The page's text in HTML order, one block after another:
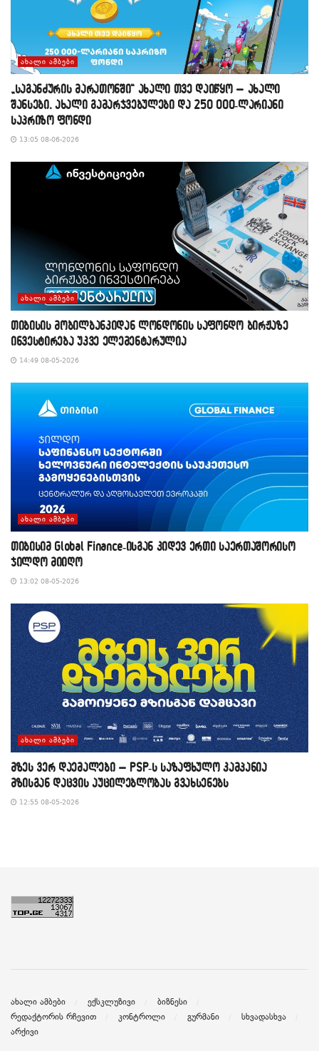
ᲐᲮᲐᲚᲘ ᲐᲛᲑᲔᲑᲘ
„საგანძურის მარათონში“ ახალი თვე დაიწყო – ახალი
შანსები, ახალი გამარჯვებულები და 250 000-ლარიანი
საპრიზო ფონდი
13:05 08-06-2026
ᲐᲮᲐᲚᲘ ᲐᲛᲑᲔᲑᲘ
თიბისის მობილბანკიდან ლონდონის საფონდო ბირჟაზე
ინვესტირება უკვე ელემენტარულია
14:49 08-05-2026
ᲐᲮᲐᲚᲘ ᲐᲛᲑᲔᲑᲘ
თიბისიმ Global Finance-ისგან კიდევ ერთი საერთაშორისო
ჯილდო მიიღო
13:02 08-05-2026
ᲐᲮᲐᲚᲘ ᲐᲛᲑᲔᲑᲘ
მზეს ვერ დაემალები – PSP-ს საზაფხულო კამპანია
მზისგან დაცვის აუცილებლობას გვახსენებს
12:55 08-05-2026
ახალი ამბები ექსკლუზივი
ბიზნესი
რედაქტორის რჩევით
კონტროლი გურმანი
სხვადასხვა
არქივი